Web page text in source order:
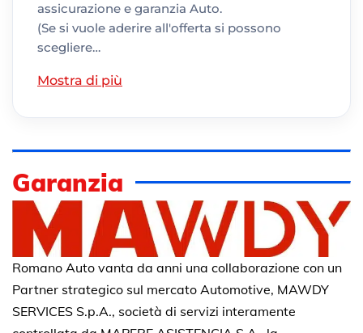
assicurazione e garanzia Auto.
(Se si vuole aderire all'offerta si possono
scegliere…
Mostra di più
Garanzia
Romano Auto vanta da anni una collaborazione con un
Partner strategico sul mercato Automotive, MAWDY
SERVICES S.p.A., società di servizi interamente